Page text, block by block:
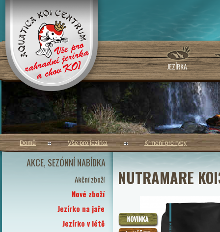
JEZÍRKA
AKCE, SEZÓNNÍ NABÍDKA
Akční zboží
Nové zboží
Jezírko na jaře
Jezírko v létě
Domů Vše pro jezírka Krmení pro ryby
NUTRAMARE